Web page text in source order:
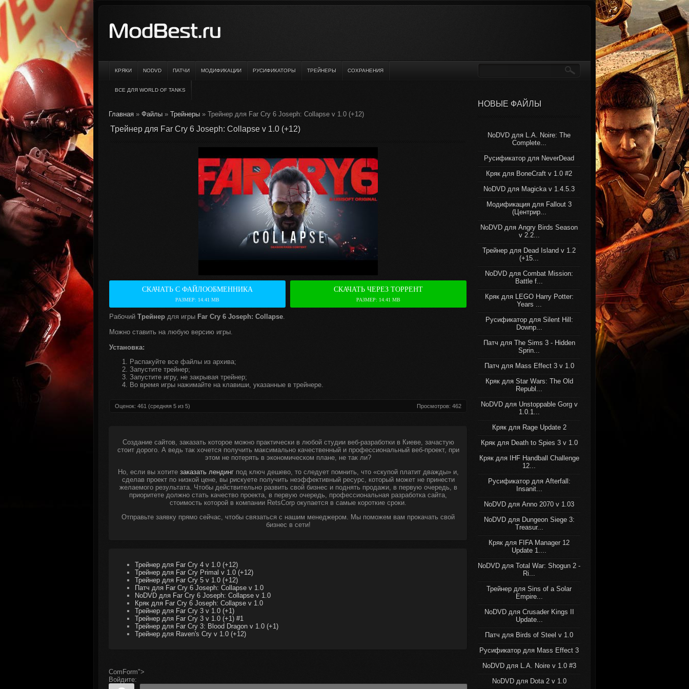
КРЯКИ NODVD ПАТЧИ МОДИФИКАЦИИ РУСИФИКАТОРЫ ТРЕЙНЕРЫ СОХРАНЕНИЯ
ВСЕ ДЛЯ WORLD OF TANKS
НОВЫЕ ФАЙЛЫ
NoDVD для L.A. Noire: The
Complete...
Русификатор для NeverDead
Кряк для BoneCraft v 1.0 #2
NoDVD для Magicka v 1.4.5.3
Модификация для Fallout 3
(Центрир...
NoDVD для Angry Birds Season
v 2.2...
Трейнер для Dead Island v 1.2
(+15...
NoDVD для Combat Mission:
Battle f...
Кряк для LEGO Harry Potter:
Years ...
Русификатор для Silent Hill:
Downp...
Патч для The Sims 3 - Hidden
Sprin...
Патч для Mass Effect 3 v 1.0
Кряк для Star Wars: The Old
Republ...
NoDVD для Unstoppable Gorg v
1.0.1...
Кряк для Rage Update 2
Кряк для Death to Spies 3 v 1.0
Кряк для IHF Handball Challenge
12...
Русификатор для Afterfall:
Insanit...
NoDVD для Anno 2070 v 1.03
NoDVD для Dungeon Siege 3:
Treasur...
Кряк для FIFA Manager 12
Update 1....
NoDVD для Total War: Shogun 2 -
Ri...
Трейнер для Sins of a Solar
Empire...
NoDVD для Crusader Kings II
Update...
Патч для Birds of Steel v 1.0
Русификатор для Mass Effect 3
NoDVD для L.A. Noire v 1.0 #3
NoDVD для Dota 2 v 1.0
Главная » Файлы » Трейнеры » Трейнер для Far Cry 6 Joseph: Collapse v 1.0 (+12)
Трейнер для Far Cry 6 Joseph: Collapse v 1.0 (+12)
СКАЧАТЬ С ФАЙЛООБМЕННИКА
РАЗМЕР: 14.41 MB
СКАЧАТЬ ЧЕРЕЗ ТОРРЕНТ
РАЗМЕР: 14.41 MB
Рабочий Трейнер для игры Far Cry 6 Joseph: Collapse.
Можно ставить на любую версию игры.
Установка:
Распакуйте все файлы из архива;
Запустите трейнер;
Запустите игру, не закрывая трейнер;
Во время игры нажимайте на клавиши, указанные в трейнере.
Просмотров: 462
Оценок: 461 (средняя 5 из 5)
Создание сайтов, заказать которое можно практически в любой студии веб-разработки в Киеве, зачастую
стоит дорого. А ведь так хочется получить максимально качественный и профессиональный веб-проект, при
этом не потерять в экономическом плане, не так ли?
Но, если вы хотите заказать лендингпод ключ дешево, то следует помнить, что «скупой платит дважды» и,
сделав проект по низкой цене, вы рискуете получить неэффективный ресурс, который может не принести
желаемого результата. Чтобы действительно развить свой бизнес и поднять продажи, в первую очередь, в
приоритете должно стать качество проекта, в первую очередь, профессиональная разработка сайта,
стоимость которой в компании RetsCorp окупается в самые короткие сроки.
Отправьте заявку прямо сейчас, чтобы связаться с нашим менеджером. Мы поможем вам прокачать свой
бизнес в сети!
Трейнер для Far Cry 4 v 1.0 (+12)
Трейнер для Far Cry Primal v 1.0 (+12)
Трейнер для Far Cry 5 v 1.0 (+12)
Патч для Far Cry 6 Joseph: Collapse v 1.0
NoDVD для Far Cry 6 Joseph: Collapse v 1.0
Кряк для Far Cry 6 Joseph: Collapse v 1.0
Трейнер для Far Cry 3 v 1.0 (+1)
Трейнер для Far Cry 3 v 1.0 (+1) #1
Трейнер для Far Cry 3: Blood Dragon v 1.0 (+1)
Трейнер для Raven's Cry v 1.0 (+12)
ComForm">
Войдите: